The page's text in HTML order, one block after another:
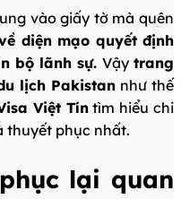
vào giấy tờ mà quên
diện mạo quyết định
bộ lãnh sự. Vậytrang
lịch Pakistannhư thế
Việt Tíntìm hiểu chi
thuyết phục nhất.
lại quan